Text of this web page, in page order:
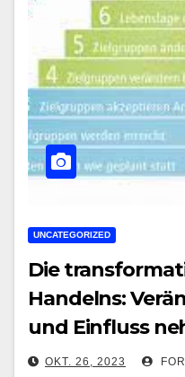
UNCATEGORIZED
Die
Handelns:
und Einfluss
OKT. 26, 2023